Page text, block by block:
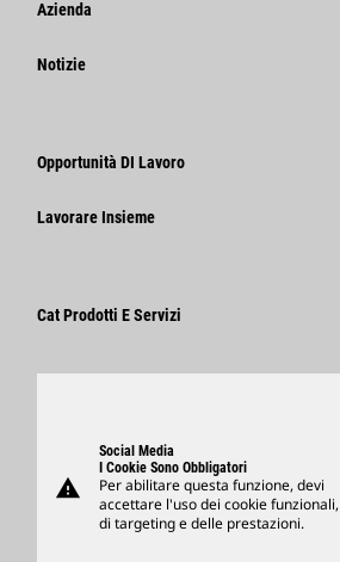
Azienda
Strategia
Codice Di Condotta
Innovazione
Notizie
Comunicati Stampa Aziendali
Opportunità DI Lavoro
Perché Caterpillar?
Lavorare Insieme
Fornitori
Cat Prodotti E Servizi
Support
Merchandising
Trova Un Dealer
warning
Social Media
I Cookie Sono Obbligatori
Per abilitare questa funzione, devi
accettare l'uso dei cookie funzionali,
di targeting e delle prestazioni.